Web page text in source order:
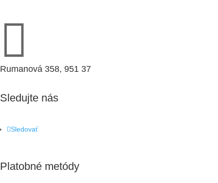

Rumanová 358, 951 37
Sledujte nás
Sledovať
Platobné metódy